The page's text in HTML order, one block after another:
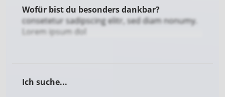
Wofür bist du besonders dankbar?
consetetur sadipscing elitr, sed diam nonumy.
Lorem ipsum dol
Ich suche...